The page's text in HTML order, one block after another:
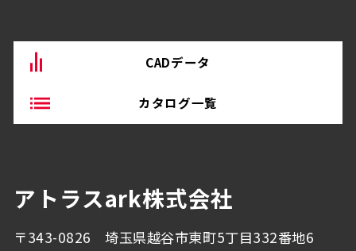
CADデータ
カタログ一覧
アトラスark株式会社
〒343-0826 埼玉県越谷市東町5丁目332番地6